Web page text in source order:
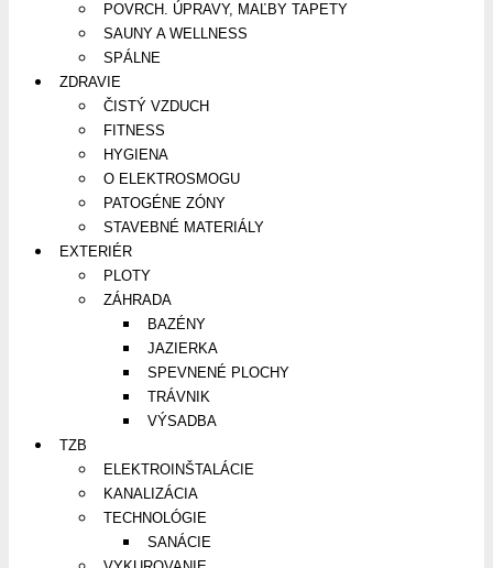
POVRCH. ÚPRAVY, MAĽBY TAPETY
SAUNY A WELLNESS
SPÁLNE
ZDRAVIE
ČISTÝ VZDUCH
FITNESS
HYGIENA
O ELEKTROSMOGU
PATOGÉNE ZÓNY
STAVEBNÉ MATERIÁLY
EXTERIÉR
PLOTY
ZÁHRADA
BAZÉNY
JAZIERKA
SPEVNENÉ PLOCHY
TRÁVNIK
VÝSADBA
TZB
ELEKTROINŠTALÁCIE
KANALIZÁCIA
TECHNOLÓGIE
SANÁCIE